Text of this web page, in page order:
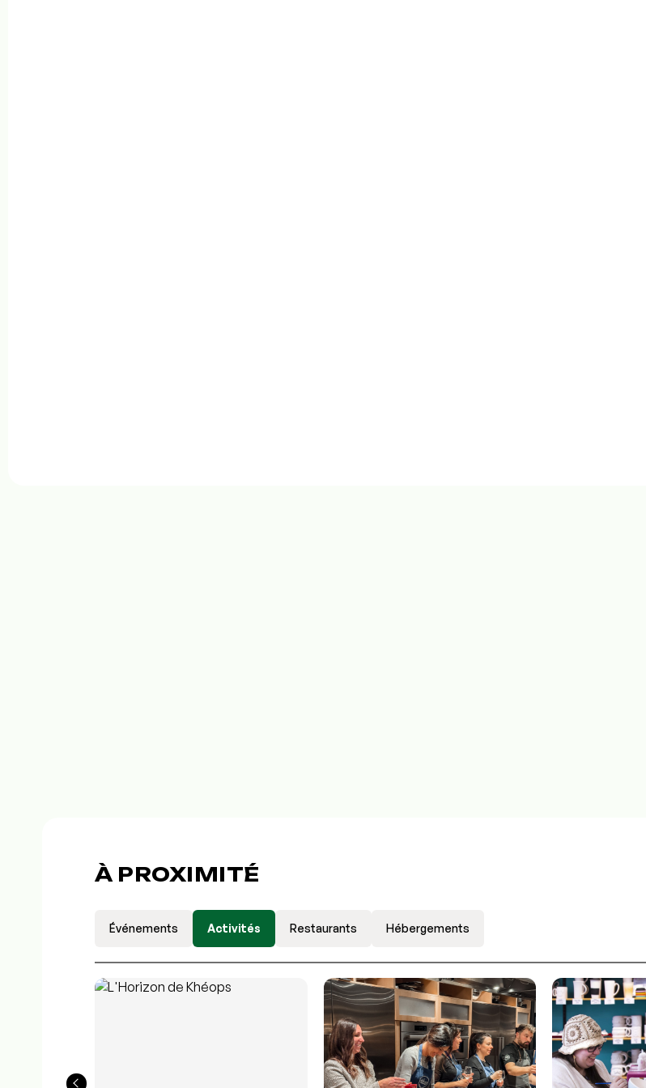
À PROXIMITÉ
Événements Activités Restaurants Hébergements